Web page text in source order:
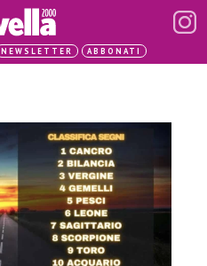
NEWSLETTER ABBONATI